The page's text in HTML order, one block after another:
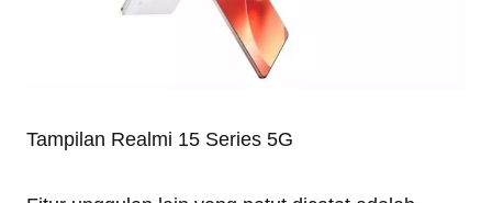
Tampilan Realmi 15 Series 5G